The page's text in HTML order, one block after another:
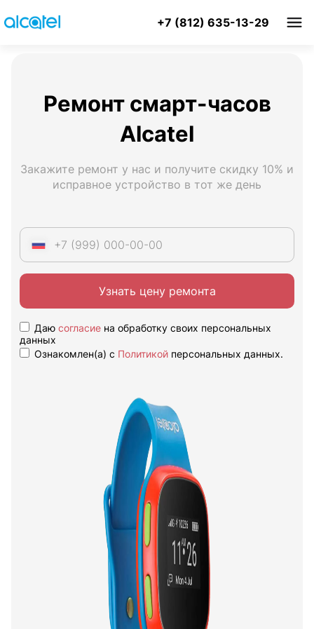
+7 (812) 635-13-29
Ремонт смарт-часов
Alcatel
Закажите ремонт у нас и получите скидку 10% и
исправное устройство в тот же день
Узнать цену ремонта
Даю согласие на обработку своих персональных
данных
Ознакомлен(а) с Политикой персональных данных.